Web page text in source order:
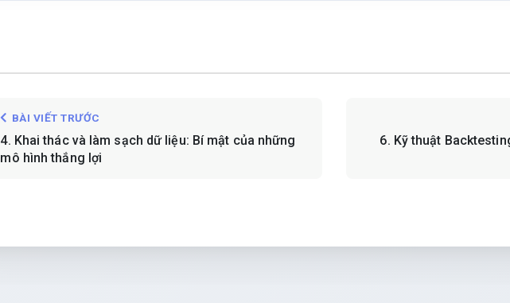
BÀI VIẾT TRƯỚC
4. Khai thác và làm sạch dữ liệu: Bí mật của những
mô hình thắng lợi
6. Kỹ thuật